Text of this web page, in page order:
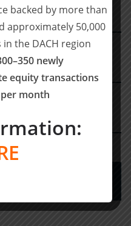
/ Deal
backed by more than
approximately 50,000
the DACH region
newly
equity transactions
month